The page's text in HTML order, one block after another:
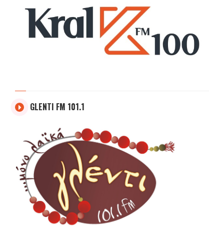
GLENTI FM 101.1